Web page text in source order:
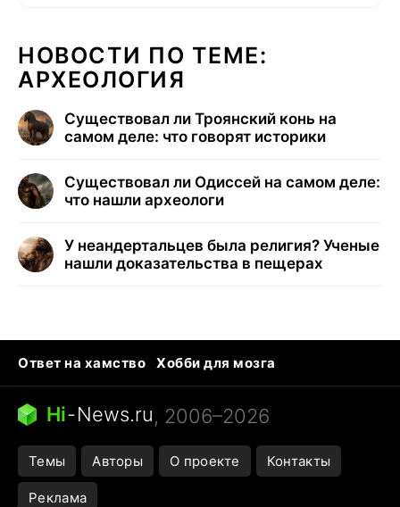
НОВОСТИ ПО ТЕМЕ:
АРХЕОЛОГИЯ
Существовал ли Троянский конь на
самом деле: что говорят историки
Существовал ли Одиссей на самом деле:
что нашли археологи
У неандертальцев была религия? Ученые
нашли доказательства в пещерах
Ответ на хамство
Хобби для мозга
Бензин 100 и 95
Тунцы в океанариуме
Следующая пандемия
Hi-News.ru, 2006–2026
Темы Авторы О проекте Контакты
Реклама